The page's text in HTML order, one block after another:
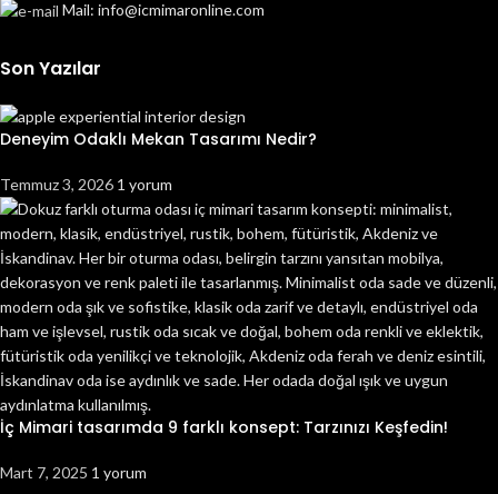
Mail: info@icmimaronline.com
Son Yazılar
Deneyim Odaklı Mekan Tasarımı Nedir?
Temmuz 3, 2026 1 yorum
İç Mimari tasarımda 9 farklı konsept: Tarzınızı Keşfedin!
Mart 7, 2025 1 yorum